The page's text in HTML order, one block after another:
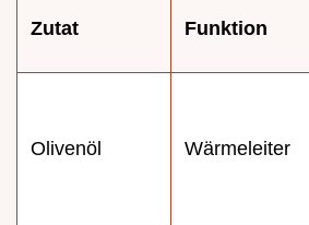
Zutat Funktion
Olivenöl Wärmeleiter